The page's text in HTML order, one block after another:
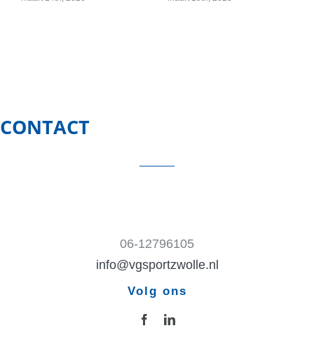
CONTACT
06-12796105
info@vgsportzwolle.nl
Volg ons